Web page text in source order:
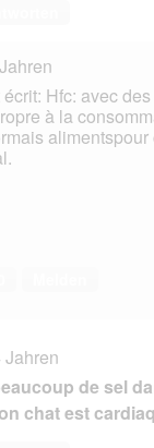
Hfc: avec
à la
alimentspour
Jahren
de sel
chat est